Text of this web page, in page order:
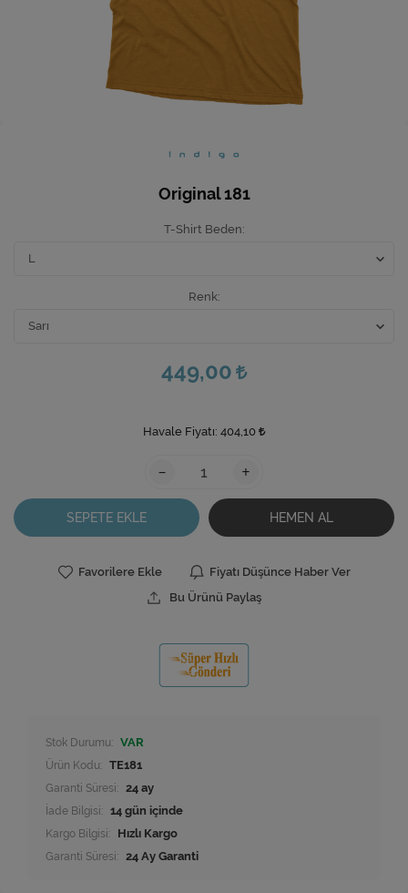
Mutfak
Original 181
T-Shirt Beden
Renk
449,00
Havale Fiyatı: 404,10
- +
SEPETE EKLE HEMEN AL
Favorilere Ekle
Fiyatı Düşünce Haber Ver
Bu Ürünü Paylaş
Stok Durumu: VAR
Ürün Kodu: TE181
Garanti Süresi: 24 ay
İade Bilgisi:
Kargo Bilgisi: Hızlı Kargo
Garanti Süresi: 24 Ay Garanti